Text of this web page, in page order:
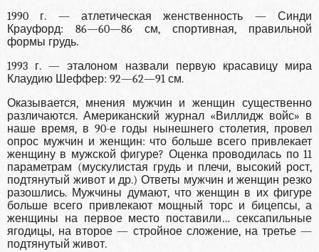
1990 г. — атлетическая женственность — Синди
Крауфорд: 86—60—86 см, спортивная, правильной
формы грудь.
1993 г. — эталоном назвали первую красавицу мира
Клаудию Шеффер: 92—62—91 см.
Оказывается, мнения мужчин и женщин существенно
различаются. Американский журнал «Виллидж войс» в
наше время, в 90-е годы нынешнего столетия, провел
опрос мужчин и женщин: что больше всего привлекает
женщину в мужской фигуре? Оценка проводилась по 11
параметрам (мускулистая грудь и плечи, высокий рост,
подтянутый живот и др.) Ответы мужчин и женщин резко
разошлись. Мужчины думают, что женщин в их фигуре
больше всего привлекают мощный торс и бицепсы, а
женщины на первое место поставили… сексапильные
ягодицы, на второе — стройное сложение, на третье —
подтянутый живот.